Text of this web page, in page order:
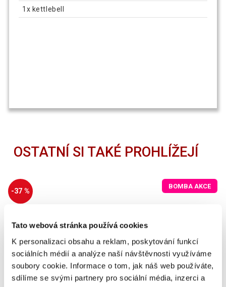
Tato webová stránka používá cookies
K personalizaci obsahu a reklam, poskytování funkcí
sociálních médií a analýze naší návštěvnosti využíváme
soubory cookie. Informace o tom, jak náš web používáte,
sdílíme se svými partnery pro sociální média, inzerci a
1x kettlebell
OSTATNÍ SI TAKÉ PROHLÍŽEJÍ
-37 %
BOMBA AKCE